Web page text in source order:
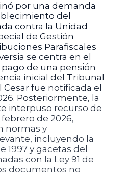
por una demanda
del
contra la Unidad
de Gestión
Parafiscales
se centra en el
de una pensión
inicial del Tribunal
fue notificada el
Posteriormente, la
interpuso recurso de
de 2026,
normas y
incluyendo la
1997 y gacetas del
con la Ley 91 de
documentos no